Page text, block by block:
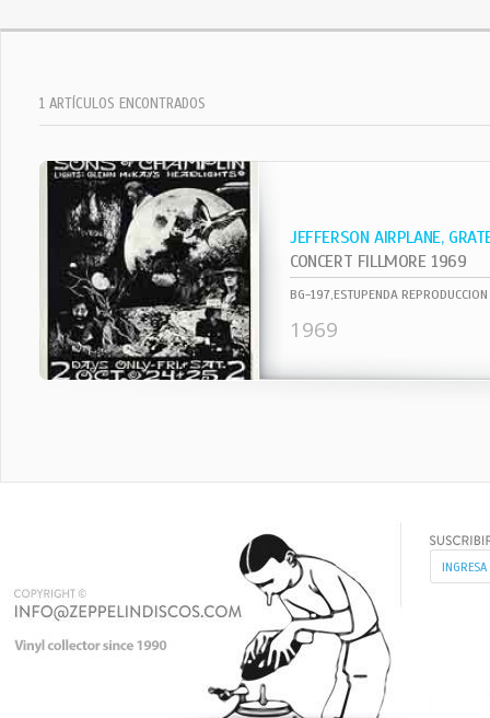
1 ARTÍCULOS ENCONTRADOS
JEFFERSON AIRPLANE,
CONCERT FILLMORE 1969
1969